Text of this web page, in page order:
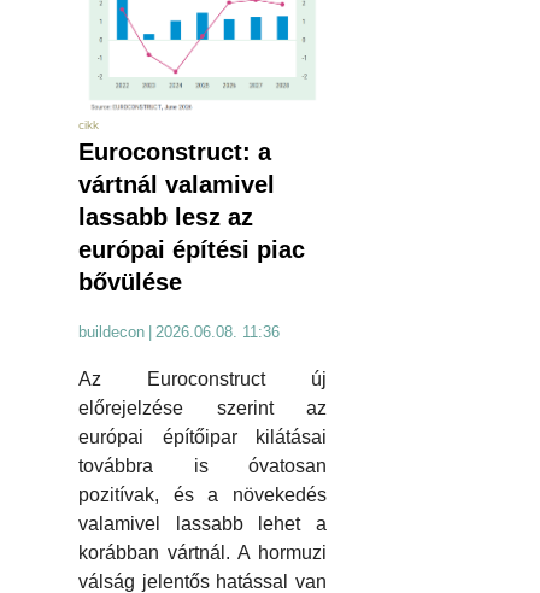
cikk
Euroconstruct: a
vártnál valamivel
lassabb lesz az
európai építési piac
bővülése
buildecon | 2026.06.08. 11:36
Az Euroconstruct új
előrejelzése szerint az
európai építőipar kilátásai
továbbra is óvatosan
pozitívak, és a növekedés
valamivel lassabb lehet a
korábban vártnál. A hormuzi
válság jelentős hatással van